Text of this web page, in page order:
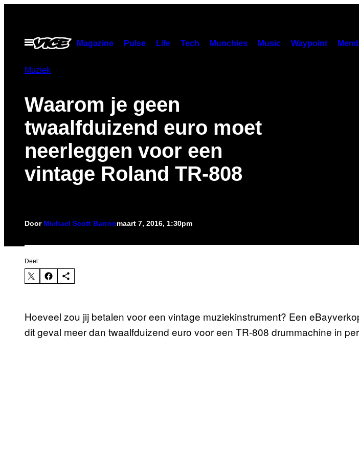
Open
menu
Magazine Pulse Life Tech Munchies Music Waypoint
Muziek
Waarom je geen
twaalfduizend euro moet
neerleggen voor een
vintage Roland TR-808
Door Michael Scott Barronmaart 7, 2016, 1:30pm
Deel:
Hoeveel zou jij betalen voor een vintage muziekinstrument? Een
dit geval meer dan twaalfduizend euro voor een TR-808 drummachine in